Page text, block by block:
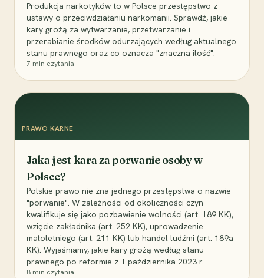
Produkcja narkotyków to w Polsce przestępstwo z
ustawy o przeciwdziałaniu narkomanii. Sprawdź, jakie
kary grożą za wytwarzanie, przetwarzanie i
przerabianie środków odurzających według aktualnego
stanu prawnego oraz co oznacza "znaczna ilość".
7 min czytania
PRAWO KARNE
Jaka jest kara za porwanie osoby w
Polsce?
Polskie prawo nie zna jednego przestępstwa o nazwie
"porwanie". W zależności od okoliczności czyn
kwalifikuje się jako pozbawienie wolności (art. 189 KK),
wzięcie zakładnika (art. 252 KK), uprowadzenie
małoletniego (art. 211 KK) lub handel ludźmi (art. 189a
KK). Wyjaśniamy, jakie kary grożą według stanu
prawnego po reformie z 1 października 2023 r.
8 min czytania